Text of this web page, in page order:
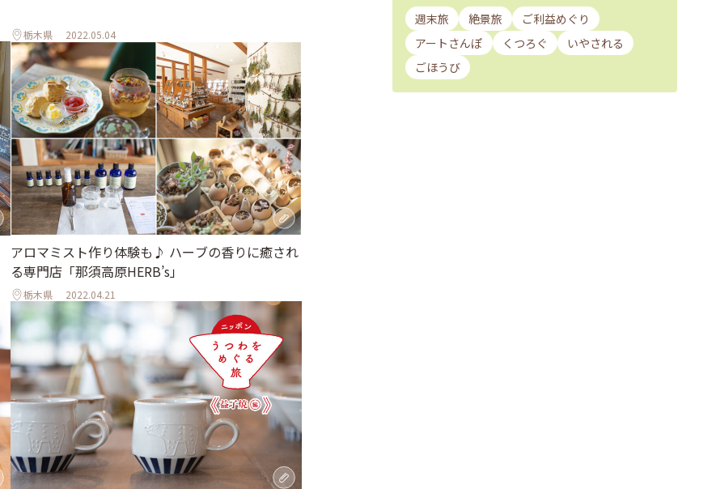
栃木県 2022.05.04
アロマミスト作り体験も♪ ハーブの香りに癒され
る専門店「那須高原HERB’s」
栃木県 2022.04.21
週末旅 絶景旅
ご利益めぐり
アートさんぽ
くつろぐ
いやされる
ごほうび